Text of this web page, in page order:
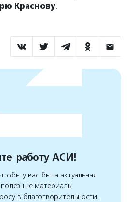
Краснову.
работу АСИ!
у вас была актуальная
материалы
в благотворительности.